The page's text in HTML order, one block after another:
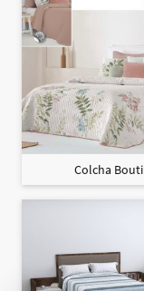
Colcha Bouti